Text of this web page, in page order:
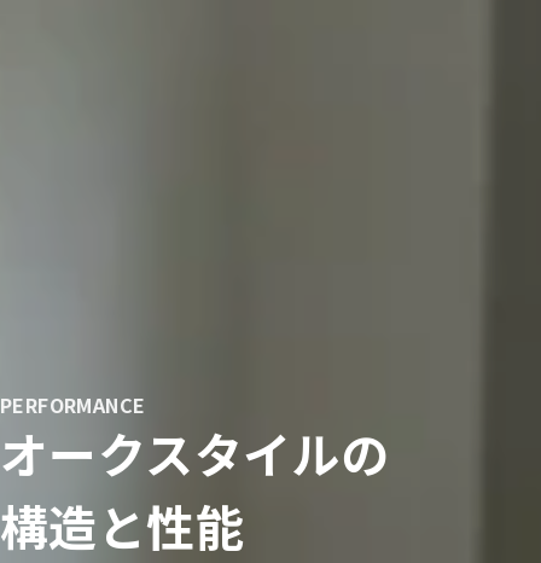
PERFORMANCE
オークスタイルの
構造と性能